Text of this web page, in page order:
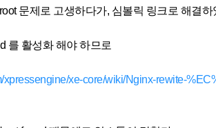
문제로 고생하다가, 심볼릭 링크로 해결하
를 활성화 해야 하므로
xpressengine/xe-core/wiki/Nginx-rewite-